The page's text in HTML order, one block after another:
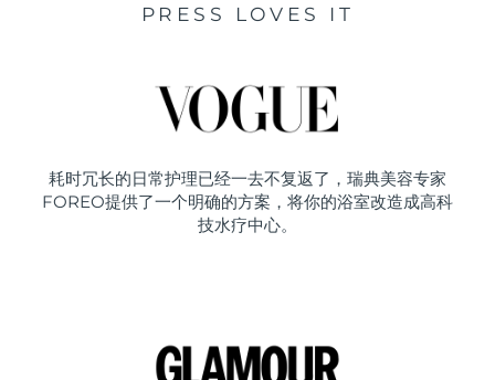
PRESS LOVES IT
耗时冗长的日常护理已经一去不复返了，瑞典美容专家
FOREO提供了一个明确的方案，将你的浴室改造成高科
技水疗中心。